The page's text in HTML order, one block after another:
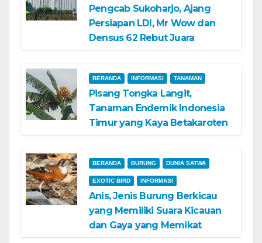
Pengcab Sukoharjo, Ajang
Persiapan LDI, Mr Wow dan
Densus 62 Rebut Juara
BERANDA INFORMASI TANAMAN
Pisang Tongka Langit,
Tanaman Endemik Indonesia
Timur yang Kaya Betakaroten
BERANDA BURUNG DUNIA SATWA
EXOTIC BIRD INFORMASI
Anis, Jenis Burung Berkicau
yang Memiliki Suara Kicauan
dan Gaya yang Memikat